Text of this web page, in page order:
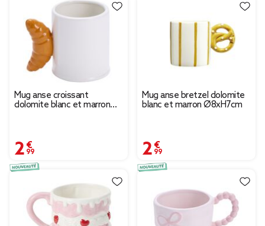
Mug anse croissant
dolomite blanc et marron
2,99 €
Mug anse bretzel dolomite
blanc et marron Ø8xH7cm
2,99 €